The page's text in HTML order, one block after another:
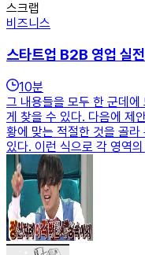
스크랩
비즈니스
스타트업 B2B 영업 실
10분
그 내용들을 모두 한 군데
게 찾을 수 있다. 다음에 제
황에 맞는 적절한 것을 골
있다. 이런 식으로 각 영역